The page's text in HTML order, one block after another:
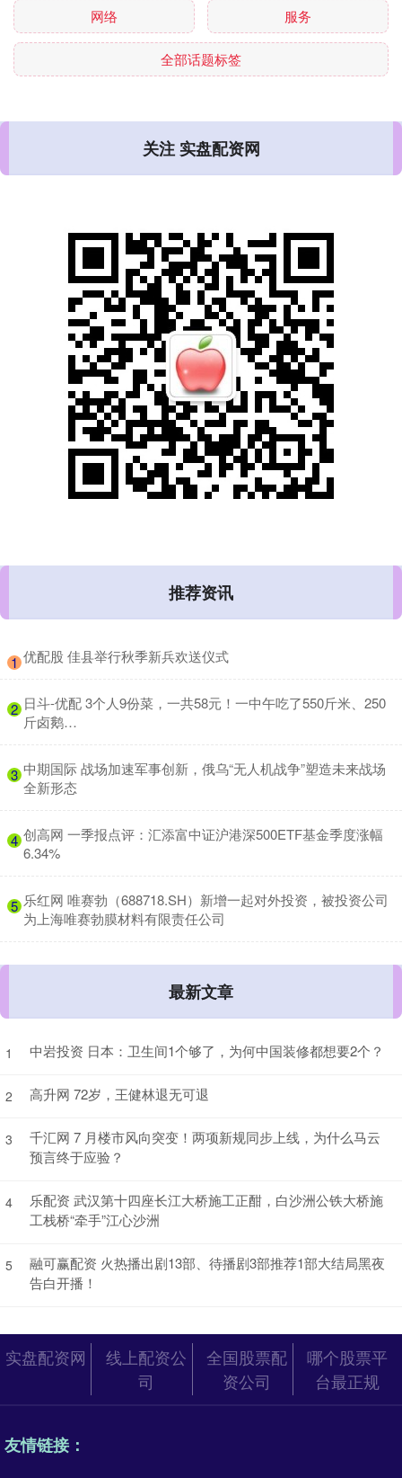
网络 服务
全部话题标签
关注 实盘配资网
推荐资讯
1 ​优配股 佳县举行秋季新兵欢送仪式
2 ​日斗-优配 3个人9份菜，一共58元！一中午吃了550斤米、250
斤卤鹅…
3 ​中期国际 战场加速军事创新，俄乌“无人机战争”塑造未来战场
全新形态
4 ​创高网 一季报点评：汇添富中证沪港深500ETF基金季度涨幅
6.34%
5 ​乐红网 唯赛勃（688718.SH）新增一起对外投资，被投资公司
为上海唯赛勃膜材料有限责任公司
最新文章
1 中岩投资 日本：卫生间1个够了，为何中国装修都想要2个？
2 高升网 72岁，王健林退无可退
3
千汇网 7 月楼市风向突变！两项新规同步上线，为什么马云
预言终于应验？
4
乐配资 武汉第十四座长江大桥施工正酣，白沙洲公铁大桥施
工栈桥“牵手”江心沙洲
5
融可赢配资 火热播出剧13部、待播剧3部推荐1部大结局黑夜
告白开播！
实盘配资网
线上配资公
司
全国股票配
资公司
哪个股票平
台最正规
友情链接：